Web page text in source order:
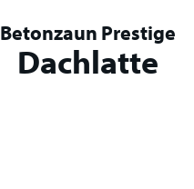
Betonzaun Prestige
Dachlatte